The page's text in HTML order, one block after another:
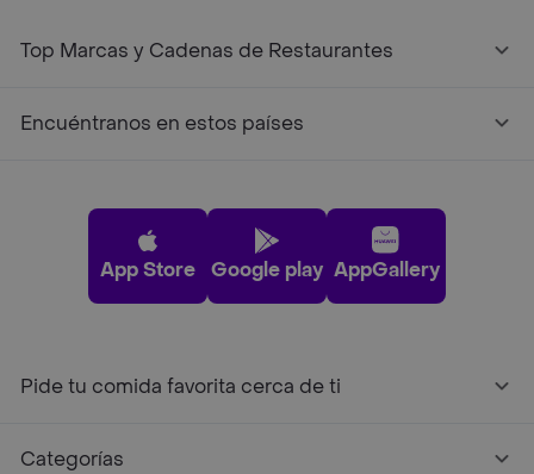
Top Marcas y Cadenas de Restaurantes
Encuéntranos en estos países
App Store Google play AppGallery
Pide tu comida favorita cerca de ti
Categorías